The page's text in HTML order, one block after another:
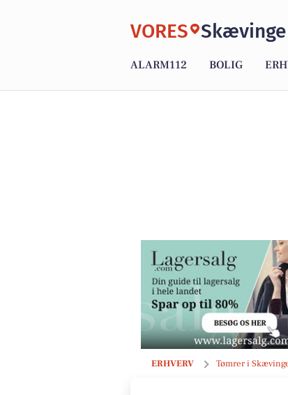
VORES Skævinge
ALARM112 BOLIG
ERHVERV Tømrer i
A.B.H. GLAS &